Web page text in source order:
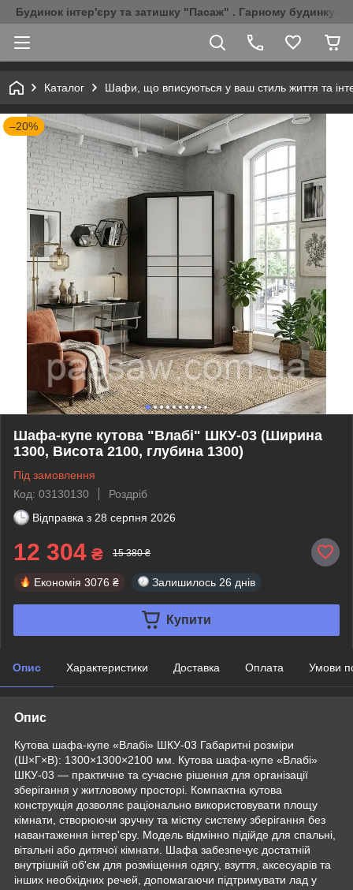
Будинок інтер'єру та затишку "Пасаж" . Гарному будинку-
Каталог Шафи, що вписуються у ваш стиль життя та
–20%
Шафа-купе кутова "Влабі" ШКУ-03 (Ширина
1300, Висота 2100, глубина 1300)
Під замовлення
Код: 03130130
Роздріб
Відправка з 28 серпня 2026
12 304 ₴ 15 380 ₴
Економія 3076 ₴ Залишилось 26 днів
Купити
Опис Характеристики Доставка Оплата Умови
Опис
Кутова шафа-купе «Влабі» ШКУ-03 Габаритні розміри
(Ш×Г×В): 1300×1300×2100 мм. Кутова шафа-купе «Влабі»
ШКУ-03 — практичне та сучасне рішення для організації
зберігання у житловому просторі. Компактна кутова
конструкція дозволяє раціонально використовувати площу
кімнати, створюючи зручну та містку систему зберігання без
навантаження інтер'єру. Модель відмінно підійде для спальні,
вітальні або дитячої кімнати. Шафа забезпечує достатній
внутрішній об'єм для розміщення одягу, взуття, аксесуарів та
інших необхідних речей, допомагаючи підтримувати лад у